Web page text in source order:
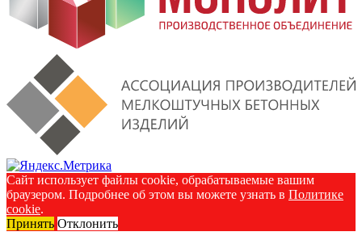
Сайт использует файлы cookie, обрабатываемые вашим
браузером. Подробнее об этом вы можете узнать в Политике
cookie.
Принять Отклонить